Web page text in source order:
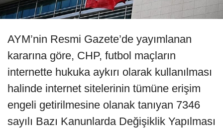
AYM’nin Resmi Gazete’de yayımlanan
kararına göre, CHP, futbol maçların
internette hukuka aykırı olarak kullanılması
halinde internet sitelerinin tümüne erişim
engeli getirilmesine olanak tanıyan 7346
sayılı Bazı Kanunlarda Değişiklik Yapılması